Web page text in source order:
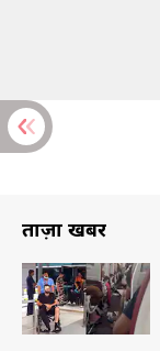
ताज़ा खबरें